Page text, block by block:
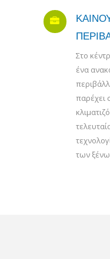
Στο
ένα
παρέχει
των